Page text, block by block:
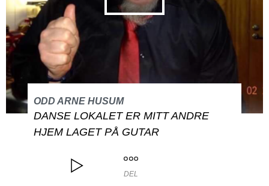
ODD ARNE HUSUM
DANSE LOKALET ER MITT ANDRE
HJEM LAGET PÅ GUTAR
DEL